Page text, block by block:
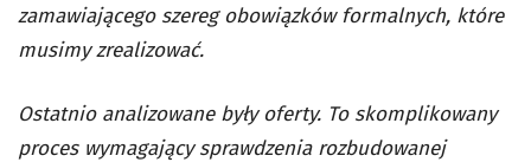
zamawiającego szereg obowiązków formalnych, które
musimy zrealizować.
Ostatnio analizowane były oferty. To skomplikowany
proces wymagający sprawdzenia rozbudowanej